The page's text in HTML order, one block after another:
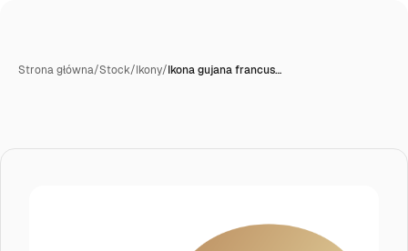
Strona główna/Stock/Ikony/Ikona gujana francus…